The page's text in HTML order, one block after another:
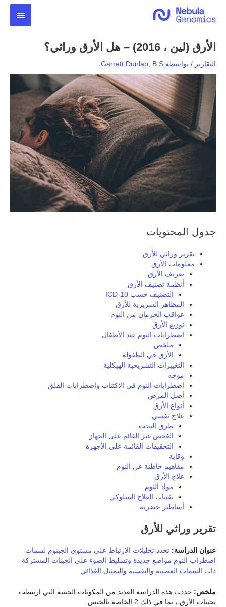
المحتوى
الأرق (لين ، 2016) – هل الأرق وراثي؟
التقارير / بواسطة Garrett Dunlap, B.S.
جدول المحتويات
تقرير وراثي للأرق
معلومات الأرق
تعريف الأرق
أنظمة تصنيف الأرق
التصنيف حسب ICD-10
المظاهر السريرية للأرق
عواقب الحرمان من النوم
توزيع الأرق
اضطرابات النوم عند الأطفال
ملخص
الأرق في الطفولة
التغييرات التشريحية الهيكلية
موجه
اضطرابات النوم في الاكتئاب واضطرابات القلق
أصل المرض
أنواع الأرق
علاج نفسي
طرق البحث
الفحص غير القائم على الجهاز
التحقيقات القائمة على الأجهزة
وقاية
مفاهيم خاطئة عن النوم
علاج الأرق
مواد النوم
تقنيات العلاج السلوكي
أساطير حضرية
تقرير وراثي للأرق
عنوان الدراسة: تحدد تحليلات الارتباط على مستوى الجينوم لسمات
اضطراب النوم مواضع جديدة وتسليط الضوء على الجينات المشتركة
ذات السمات العصبية والنفسية والتمثيل الغذائي
ملخص: حددت هذه الدراسة العديد من المكونات الجينية التي ارتبطت
بجينات الأرق ، بما في ذلك 2 الخاصة بالجنس.